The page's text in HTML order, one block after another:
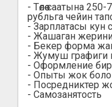
- Төлөө саатына
рубльга чейин
- Зарплатасы кун
- Жашаган
- Бекер форма
- Жумуш графиги
- Оформление
- Опыты жок боло
- Посредниктер
- Самозанятость